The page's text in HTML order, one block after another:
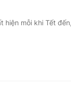
hiện mỗi khi Tết